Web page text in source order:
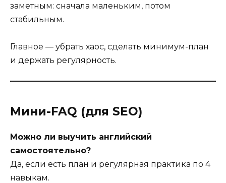
заметным: сначала маленьким, потом
стабильным.
Главное — убрать хаос, сделать минимум-план
и держать регулярность.
Мини-FAQ (для SEO)
Можно ли выучить английский
самостоятельно?
Да, если есть план и регулярная практика по 4
навыкам.